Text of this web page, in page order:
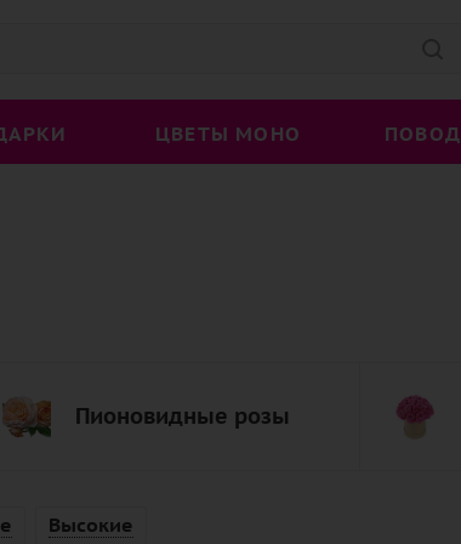
ЦВЕТЫ МОНО ПОВОД
Пионовидные розы
Высокие